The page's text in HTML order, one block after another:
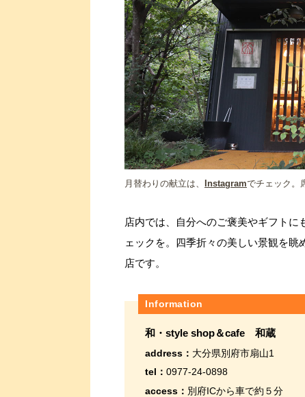
月替わりの献立は、 Instagramでチェック。
店内では、自分へのご褒美やギフト
ェックを。四季折々の美しい景観を
店です。
Information
和・style shop＆cafe 和蔵
address： 大分県別府市扇山1
tel： 0977-24-0898
access： 別府ICから車で約５分